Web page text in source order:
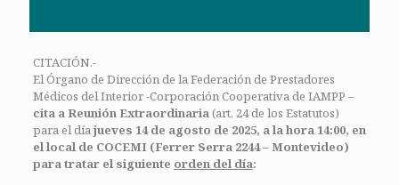
CITACIÓN.-
El Órgano de Dirección de la Federación de Prestadores
Médicos del Interior -Corporación Cooperativa de IAMPP –
cita a Reunión Extraordinaria(art. 24 de los Estatutos)
para el díajueves 14 de agosto de 2025, a la hora 14:00, en
el local de COCEMI (Ferrer Serra 2244 – Montevideo)
para tratar el siguiente orden del día: